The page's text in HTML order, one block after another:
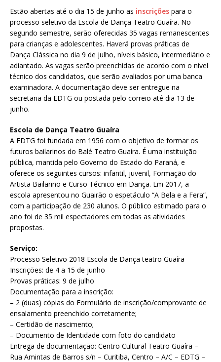
Estão abertas até o dia 15 de junho as inscrições para o
processo seletivo da Escola de Dança Teatro Guaíra. No
segundo semestre, serão oferecidas 35 vagas remanescentes
para crianças e adolescentes. Haverá provas práticas de
Dança Clássica no dia 9 de julho, níveis básico, intermediário e
adiantado. As vagas serão preenchidas de acordo com o nível
técnico dos candidatos, que serão avaliados por uma banca
examinadora. A documentação deve ser entregue na
secretaria da EDTG ou postada pelo correio até dia 13 de
junho.
Escola de Dança Teatro Guaíra
A EDTG foi fundada em 1956 com o objetivo de formar os
futuros bailarinos do Balé Teatro Guaíra. É uma instituição
pública, mantida pelo Governo do Estado do Paraná, e
oferece os seguintes cursos: infantil, juvenil, Formação do
Artista Bailarino e Curso Técnico em Dança. Em 2017, a
escola apresentou no Guairão o espetáculo “A Bela e a Fera”,
com a participação de 230 alunos. O público estimado para o
ano foi de 35 mil espectadores em todas as atividades
propostas.
Serviço:
Processo Seletivo 2018 Escola de Dança teatro Guaíra
Inscrições: de 4 a 15 de junho
Provas práticas: 9 de julho
Documentação para a inscrição:
– 2 (duas) cópias do Formulário de inscrição/comprovante de
ensalamento preenchido corretamente;
– Certidão de nascimento;
– Documento de Identidade com foto do candidato
Entrega de documentação: Centro Cultural Teatro Guaíra –
Rua Amintas de Barros s/n – Curitiba, Centro – A/C – EDTG –